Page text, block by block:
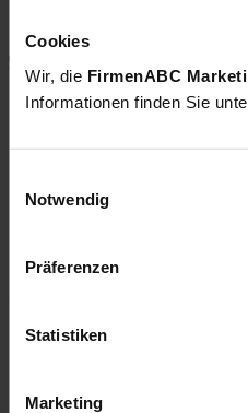
Cookies
Wir, die FirmenABC
Informationen finden Sie
Notwendig
Präferenzen
Statistiken
Marketing
Impressum
Whistleblowing